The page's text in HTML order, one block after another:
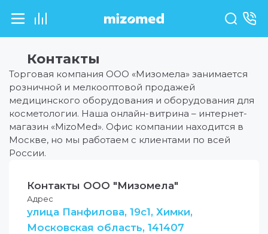
Контакты
Торговая компания ООО «Мизомела» занимается
розничной и мелкооптовой продажей
медицинского оборудования и оборудования для
косметологии. Наша онлайн-витрина – интернет-
магазин «MizoMed». Офис компании находится в
Москве, но мы работаем с клиентами по всей
России.
Контакты ООО "Мизомела"
Адрес
улица Панфилова, 19с1, Химки,
Московская область, 141407